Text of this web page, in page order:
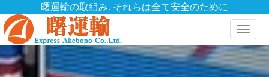
曙運輸の取組み. それらは全て安全のために
Toggle